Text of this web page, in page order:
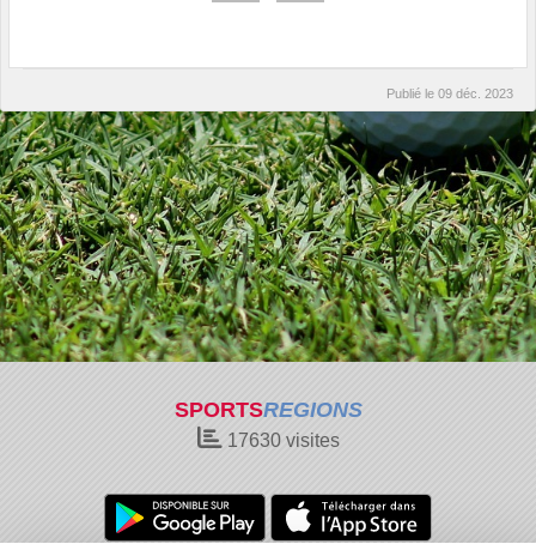
Publié le 09 déc. 2023
SPORTSREGIONS
17630visites